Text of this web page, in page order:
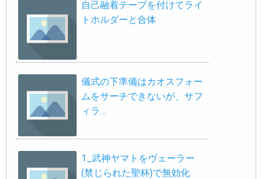
自己融着テープを付けてライ
トホルダーと合体
儀式の下準備はカオスフォー
ムをサーチできないが、サフ
ィラ…
1_武神ヤマトをヴェーラー
(禁じられた聖杯)で無効化